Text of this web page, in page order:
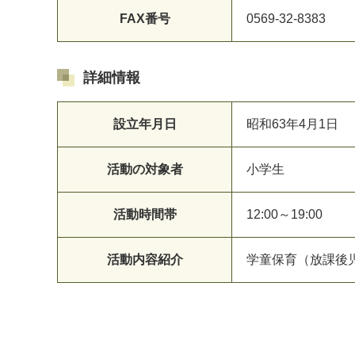
FAX番号 0569-32-8383
詳細情報
設立年月日 昭和63年4月1日
活動の対象者 小学生
活動時間帯 12:00～19:00
活動内容紹介 学童保育（放課後